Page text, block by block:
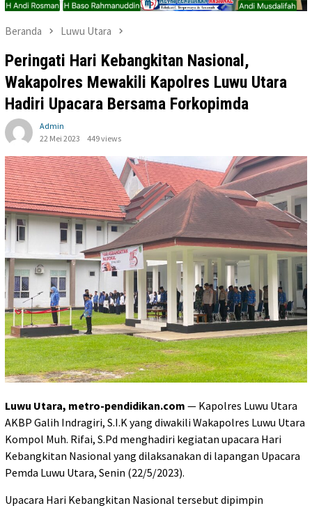
Beranda Luwu Utara
Peringati Hari Kebangkitan Nasional,
Wakapolres Mewakili Kapolres Luwu Utara
Hadiri Upacara Bersama Forkopimda
Admin
22 Mei 2023
449 views
Luwu Utara, metro-pendidikan.com — Kapolres Luwu Utara
AKBP Galih Indragiri, S.I.K yang diwakili Wakapolres Luwu Utara
Kompol Muh. Rifai, S.Pd menghadiri kegiatan upacara Hari
Kebangkitan Nasional yang dilaksanakan di lapangan Upacara
Pemda Luwu Utara, Senin (22/5/2023).
Upacara Hari Kebangkitan Nasional tersebut dipimpin